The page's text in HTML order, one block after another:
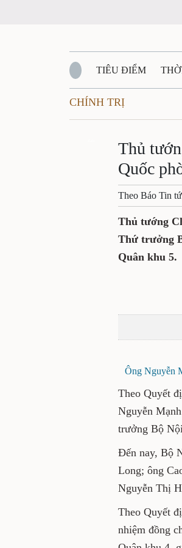
TIÊU ĐIỂM
QUỐC PHÒNG - AN
QUÊ HƯƠNG - ĐẤT
VĂN BẢN, CHÍNH
CHÍNH TRỊ
Thủ
Quốc
Theo Báo Tin
Thủ tướng
Thứ trưởng
Quân khu 5.
Ông Nguyễn
Theo Quyết
Nguyễn
trưởng Bộ
Đến nay, Bộ
Long; ông
Nguyễn Thị
Theo Quyết
nhiệm đồng